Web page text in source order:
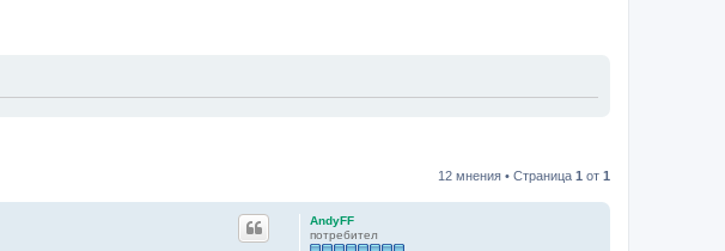
12 мнения • Страница 1 от 1
AndyFF
потребител